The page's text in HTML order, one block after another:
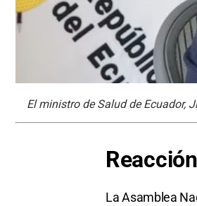
El ministro de Salud de Ecuador,
La Asamblea